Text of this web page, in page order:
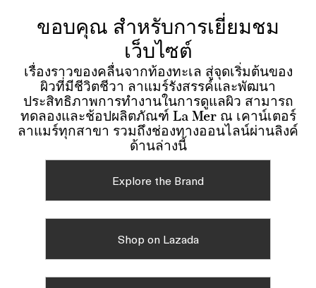
ขอบคุณ สำหรับการเยี่ยมชม
เว็บไซต์
เรื่องราวของคลื่นจากท้องทะเล สู่จุดเริ่มต้นของ
ผิวที่มีชีวิตชีวา ลาแมร์รังสรรค์และพัฒนา
ประสิทธิภาพการทำงานในการดูแลผิว สามารถ
ทดลองและช้อปผลิตภัณฑ์ La Mer ณ เคาน์เตอร์
ลาแมร์ทุกสาขา รวมถึงช่องทางออนไลน์ผ่านลิงค์
ด้านล่างนี้
Explore the Brand
Shop on Lazada